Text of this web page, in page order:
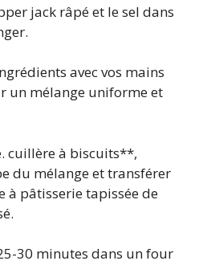
jack râpé et le sel dans
avec vos mains
un mélange uniforme et
cuillère à biscuits**,
du mélange et transférer
à pâtisserie tapissée de
30 minutes dans un four